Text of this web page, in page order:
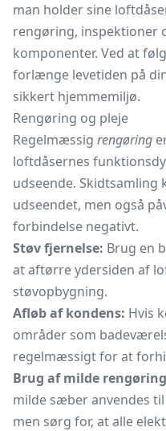
man holder sine
rengøring, inspektioner
komponenter. Ved at
forlænge levetiden på
sikkert hjemmemiljø.
Rengøring og pleje
Regelmæssig rengøring
loftdåsernes
udseende.
udseendet, men også
forbindelse negativt.
Støv fjernelse: Brug en
at aftørre ydersiden af
støvopbygning.
Afløb af kondens: Hvis
områder som
regelmæssigt for at
Brug af milde
milde sæber anvendes
men sørg for, at alle